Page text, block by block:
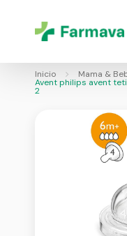
Inicio Mama &
Avent philips avent
2